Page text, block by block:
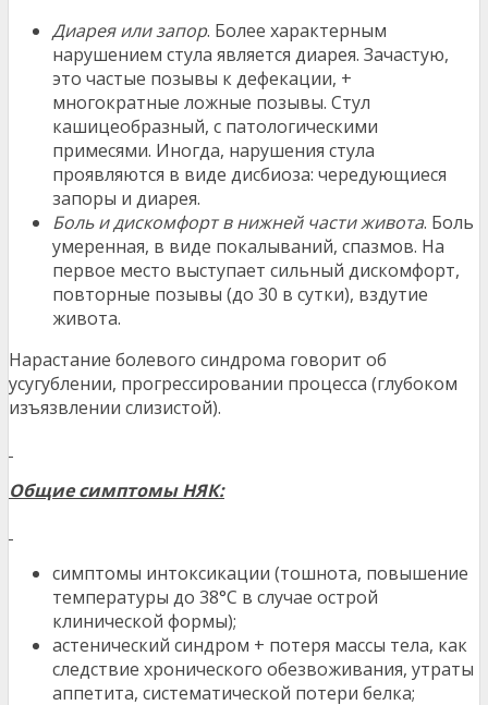
Диарея или запор. Более характерным
нарушением стула является диарея. Зачастую,
это частые позывы к дефекации, +
многократные ложные позывы. Стул
кашицеобразный, с патологическими
примесями. Иногда, нарушения стула
проявляются в виде дисбиоза: чередующиеся
запоры и диарея.
Боль и дискомфорт в нижней части живота. Боль
умеренная, в виде покалываний, спазмов. На
первое место выступает сильный дискомфорт,
повторные позывы (до 30 в сутки), вздутие
живота.
Нарастание болевого синдрома говорит об
усугублении, прогрессировании процесса (глубоком
изъязвлении слизистой).
Общие симптомы НЯК:
симптомы интоксикации (тошнота, повышение
температуры до 38°С в случае острой
клинической формы);
астенический синдром + потеря массы тела, как
следствие хронического обезвоживания, утраты
аппетита, систематической потери белка;